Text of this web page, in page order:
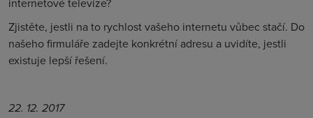
Zjistěte, jestli na to rychlost vašeho internetu vůbec stačí. Do
našeho firmuláře zadejte konkrétní adresu a uvidíte, jestli
existuje lepší řešení.
22. 12. 2017